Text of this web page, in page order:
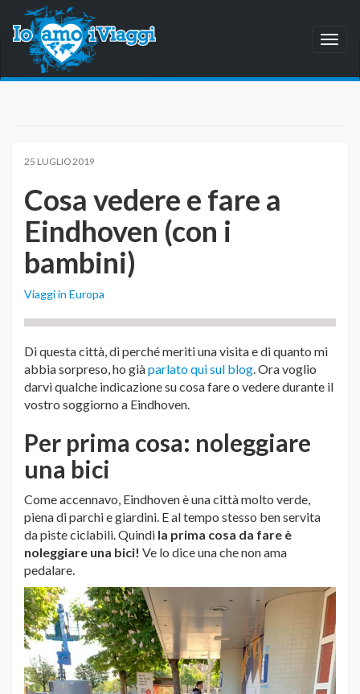
25 LUGLIO 2019
Cosa vedere e fare a
Eindhoven (con i
bambini)
Viaggi in Europa
Di questa città, di perché meriti una visita e di quanto mi
abbia sorpreso, ho giàparlato qui sul blog. Ora voglio
darvi qualche indicazione su cosa fare o vedere durante il
vostro soggiorno a Eindhoven.
Per prima cosa: noleggiare
una bici
Come accennavo, Eindhoven è una città molto verde,
piena di parchi e giardini. E al tempo stesso ben servita
da piste ciclabili. Quindi la prima cosa da fare è
noleggiare una bici! Ve lo dice una che non ama
pedalare.